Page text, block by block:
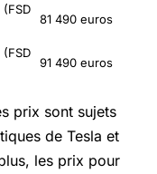
81 490 euros
91 490 euros
prix sont sujets
de Tesla et
les prix pour